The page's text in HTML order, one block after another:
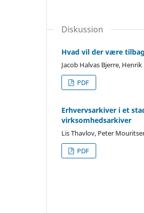
Diskussion
Hvad vil der være
Jacob Halvas Bjerre,
PDF
Erhvervsarkiver i et
virksomhedsarkiver
Lis Thavlov, Peter
PDF